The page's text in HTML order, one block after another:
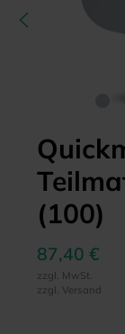
(100)
87,40 €
zzgl. MwSt.
zzgl. Versand